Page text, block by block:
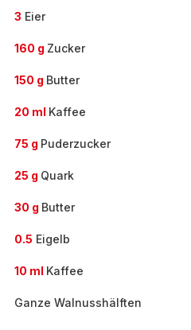
3 Eier
160 g Zucker
150 g Butter
20 ml Kaffee
75 g Puderzucker
25 g Quark
30 g Butter
0.5 Eigelb
10 ml Kaffee
Ganze Walnusshälften